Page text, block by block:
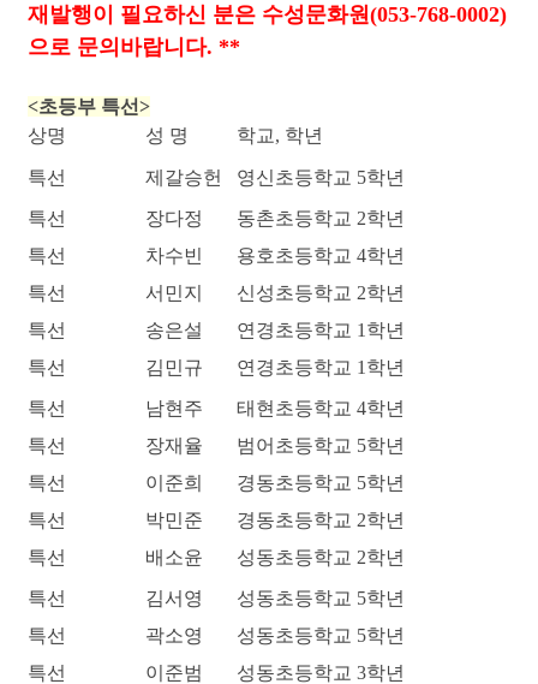
재발행이 필요하신 분은 수성문화원(053-768-0002)
으로 문의바랍니다. **
<초등부 특선>
상명
성 명 학교, 학년
특선 제갈승헌
영신초등학교 5학년
특선
장다정
동촌초등학교 2학년
특선
차수빈
용호초등학교 4학년
특선
서민지
신성초등학교 2학년
특선
송은설
연경초등학교 1학년
특선
김민규
연경초등학교 1학년
특선
남현주
태현초등학교 4학년
특선
장재율
범어초등학교 5학년
특선
이준희
경동초등학교 5학년
특선
박민준
경동초등학교 2학년
특선
배소윤
성동초등학교 2학년
특선
김서영
성동초등학교 5학년
특선
곽소영
성동초등학교 5학년
특선
이준범
성동초등학교 3학년